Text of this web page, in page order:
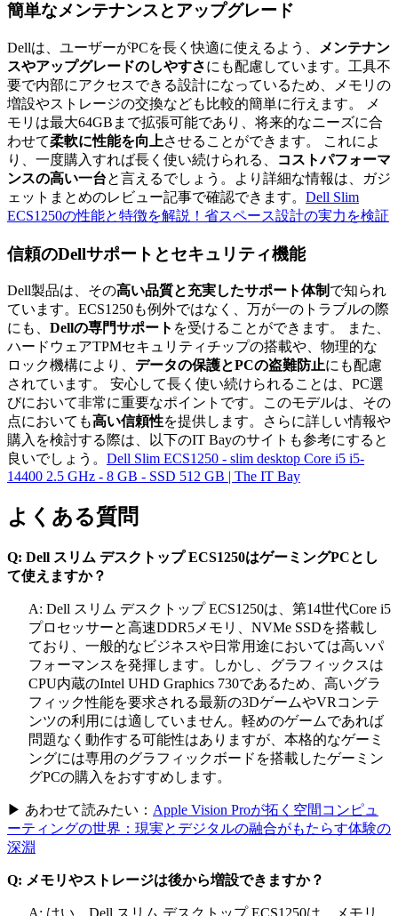
簡単なメンテナンスとアップグレード
Dellは、ユーザーがPCを長く快適に使えるよう、
メンテナン
スやアップグレードのしやすさにも配慮しています。工具不
要で内部にアクセスできる設計になっているため、メモリの
増設やストレージの交換なども比較的簡単に行えます。 メ
モリは最大64GBまで拡張可能であり、将来的なニーズに合
わせて柔軟に性能を向上させることができます。 これによ
り、一度購入すれば長く使い続けられる、
コストパフォーマ
ンスの高い一台と言えるでしょう。より詳細な情報は、ガジ
ェットまとめのレビュー記事で確認できます。 Dell Slim
ECS1250の性能と特徴を解説！省スペース設計の実力を検証
信頼のDellサポートとセキュリティ機能
Dell製品は、その高い品質と充実したサポート体制 で知られ
ています。ECS1250も例外ではなく、万が一のトラブルの際
にも、 Dellの専門サポート を受けることができます。 また、
ハードウェアTPMセキュリティチップの搭載や、物理的な
ロック機構により、 データの保護とPCの盗難防止にも配慮
されています。 安心して長く使い続けられることは、PC選
びにおいて非常に重要なポイントです。このモデルは、その
点においても高い信頼性を提供します。さらに詳しい情報や
購入を検討する際は、以下のIT Bayのサイトも参考にすると
良いでしょう。 Dell Slim ECS1250 - slim desktop Core i5 i5-
14400 2.5 GHz - 8 GB - SSD 512 GB | The IT Bay
よくある質問
Q: Dell スリム デスクトップ ECS1250はゲーミングPCとし
て使えますか？
A: Dell スリム デスクトップ ECS1250は、第14世代Core i5
プロセッサーと高速DDR5メモリ、NVMe SSDを搭載し
ており、一般的なビジネスや日常用途においては高いパ
フォーマンスを発揮します。しかし、グラフィックスは
CPU内蔵のIntel UHD Graphics 730であるため、高いグラ
フィック性能を要求される最新の3DゲームやVRコンテ
ンツの利用には適していません。軽めのゲームであれば
問題なく動作する可能性はありますが、本格的なゲーミ
ングには専用のグラフィックボードを搭載したゲーミン
グPCの購入をおすすめします。
▶ あわせて読みたい： Apple Vision Proが拓く空間コンピュ
ーティングの世界：現実とデジタルの融合がもたらす体験の
深淵
Q: メモリやストレージは後から増設できますか？